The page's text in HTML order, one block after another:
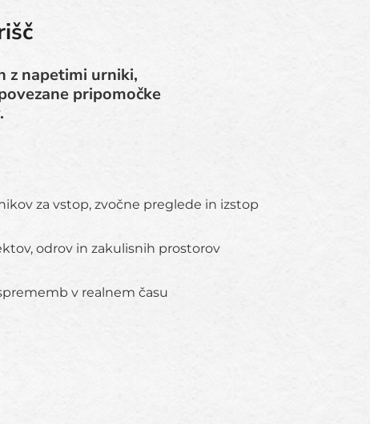
z napetimi urniki,
pripomočke
za vstop, zvočne preglede in izstop
odrov in zakulisnih prostorov
v realnem času